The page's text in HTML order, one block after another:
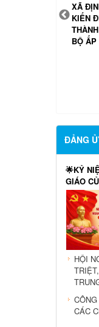
XÃ
KHAI
ĐIỀU
TÊN
ĐẢNG
🌟KỶ
GIÁO
HỘI
CÁC